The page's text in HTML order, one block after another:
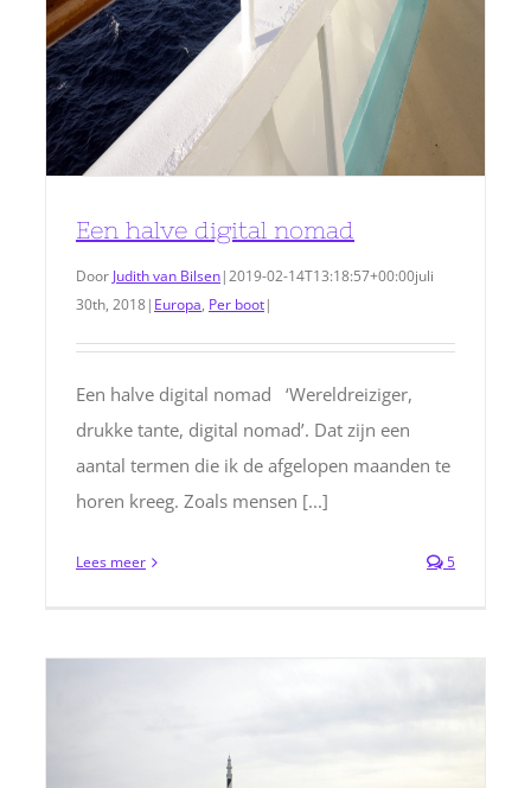
Een halve digital nomad
Door Judith van Bilsen|2019-02-14T13:18:57+00:00juli
30th, 2018| Europa, Per boot|
Een halve digital nomad ‘Wereldreiziger,
drukke tante, digital nomad’. Dat zijn een
aantal termen die ik de afgelopen maanden te
horen kreeg. Zoals mensen [...]
Lees meer 5